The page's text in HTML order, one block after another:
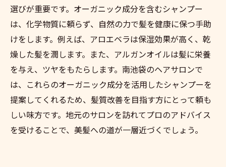
選びが重要です。オーガニック成分を含むシャンプー
は、化学物質に頼らず、自然の力で髪を健康に保つ手助
けをします。例えば、アロエベラは保湿効果が高く、乾
燥した髪を潤します。また、アルガンオイルは髪に栄養
を与え、ツヤをもたらします。南池袋のヘアサロンで
は、これらのオーガニック成分を活用したシャンプーを
提案してくれるため、髪質改善を目指す方にとって頼も
しい味方です。地元のサロンを訪れてプロのアドバイス
を受けることで、美髪への道が一層近づくでしょう。